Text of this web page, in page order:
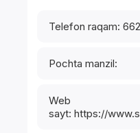
Telefon raqam:
Pochta manzil:
Web
sayt: https://